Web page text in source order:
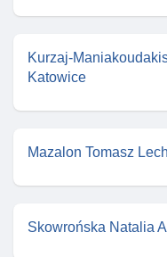
Kurzaj-
Katowice
Mazalon Tomasz Lech
Skowrońska Natalia